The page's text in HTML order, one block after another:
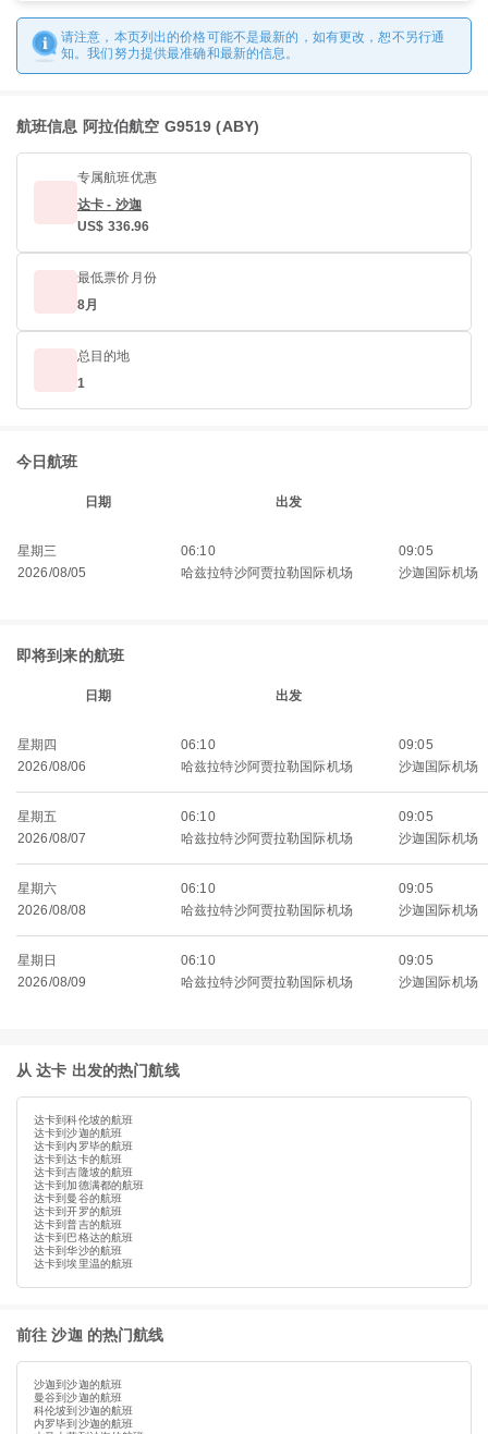
请注意，本页列出的价格可能不是最新的，如有更改，恕不另行通
知。我们努力提供最准确和最新的信息。
航班信息 阿拉伯航空 G9519 (ABY)
专属航班优惠
达卡 - 沙迦
US$ 336.96
最低票价月份
8月
总目的地
1
今日航班
日期 出发
星期三
2026/08/05
06:10
哈兹拉特沙阿贾拉勒国际机场
09:05
沙迦国际机场
即将到来的航班
日期 出发
星期四
2026/08/06
06:10
哈兹拉特沙阿贾拉勒国际机场
09:05
沙迦国际机场
星期五
2026/08/07
06:10
哈兹拉特沙阿贾拉勒国际机场
09:05
沙迦国际机场
星期六
2026/08/08
06:10
哈兹拉特沙阿贾拉勒国际机场
09:05
沙迦国际机场
星期日
2026/08/09
06:10
哈兹拉特沙阿贾拉勒国际机场
09:05
沙迦国际机场
从 达卡 出发的热门航线
达卡到科伦坡的航班
达卡到沙迦的航班
达卡到内罗毕的航班
达卡到达卡的航班
达卡到吉隆坡的航班
达卡到加德满都的航班
达卡到曼谷的航班
达卡到开罗的航班
达卡到普吉的航班
达卡到巴格达的航班
达卡到华沙的航班
达卡到埃里温的航班
前往 沙迦 的热门航线
沙迦到沙迦的航班
曼谷到沙迦的航班
科伦坡到沙迦的航班
内罗毕到沙迦的航班